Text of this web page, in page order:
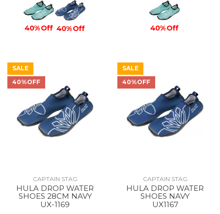
40% Off 40% Off 40% Off
SALE
40%OFF
CAPTAIN STAG
HULA DROP WATER
SHOES 28CM NAVY
UX-1169
SALE
40%OFF
CAPTAIN STAG
HULA DROP WATER
SHOES NAVY
UX1167